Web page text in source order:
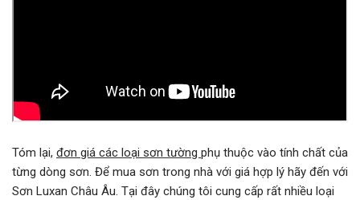
Tóm lại, đơn giá các loại sơn tường phụ thuộc vào tính chất của
từng dòng sơn. Để mua sơn trong nhà với giá hợp lý hãy đến với
Sơn Luxan Châu Âu. Tại đây chúng tôi cung cấp rất nhiều loại